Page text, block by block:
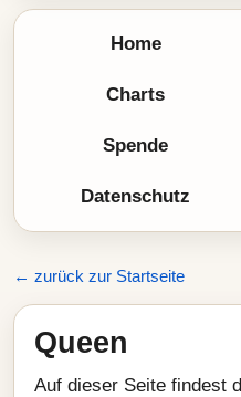
Home
Charts
Spende
Datenschutz
← zurück zur Startseite
Queen
Auf dieser Seite findest